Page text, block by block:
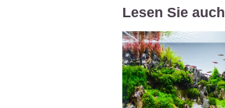
Lesen Sie auch